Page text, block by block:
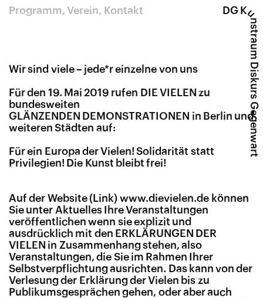
DG Ku
nstraum Diskurs Gegenwart
Programm Verein Kontakt
Wir sind viele – jede*r einzelne von uns
Für den 19. Mai 2019 rufen DIE VIELEN zu
bundesweiten
GLÄNZENDEN DEMONSTRATIONEN in Berlin und
weiteren Städten auf:
Für ein Europa der Vielen! Solidarität statt
Privilegien! Die Kunst bleibt frei!
Auf der Website www​.dievielen​.de können
Sie unter Aktuelles Ihre Veranstaltungen
veröffentlichen wenn sie explizit und
ausdrücklich mit den ERKLÄRUNGEN DER
VIELEN in Zusammenhang stehen, also
Veranstaltungen, die Sie im Rahmen Ihrer
Selbstverpflichtung ausrichten. Das kann von der
Verlesung der Erklärung der Vielen bis zu
Publikumsgesprächen gehen, oder aber auch